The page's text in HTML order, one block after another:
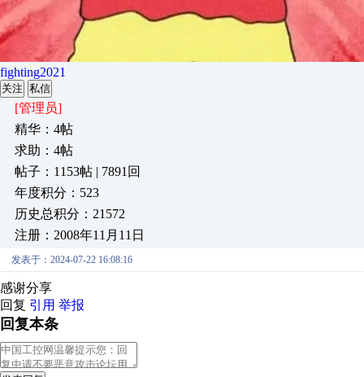
fighting2021
关注 私信
[管理员]
精华：4帖
求助：4帖
帖子：1153帖 | 7891回
年度积分：523
历史总积分：21572
注册：2008年11月11日
发表于：2024-07-22 16:08:16
感谢分享
回复 引用 举报
回复本条